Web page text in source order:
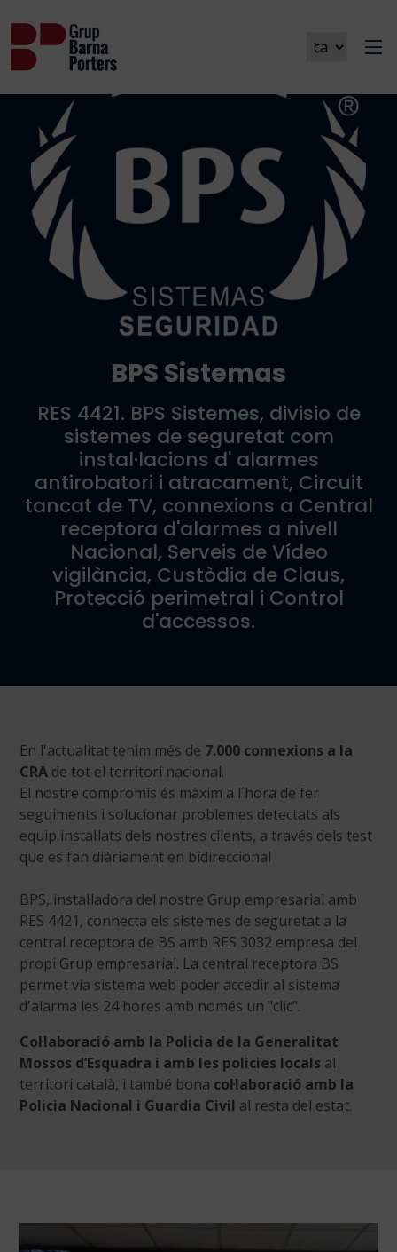
BPS Sistemas
RES 4421. BPS Sistemes, divisio de
sistemes de seguretat com
instal·lacions d' alarmes
antirobatori i atracament, Circuit
tancat de TV, connexions a Central
receptora d'alarmes a nivell
Nacional, Serveis de Vídeo
vigilància, Custòdia de Claus,
Protecció perimetral i Control
d'accessos.
En l'actualitat tenim més de 7.000 connexions a la
CRA de tot el territori nacional.
El nostre compromís és màxim a l´hora de fer
seguiments i solucionar problemes detectats als
equip instal·lats dels nostres clients, a través dels test
que es fan diàriament en bidireccional
BPS, instal·ladora del nostre Grup empresarial amb
RES 4421, connecta els sistemes de seguretat a la
central receptora de BS amb RES 3032 empresa del
propi Grup empresarial. La central receptora BS
permet via sistema web poder accedir al sistema
d'alarma les 24 hores amb només un "clic".
Col·laboració amb la Policia de la Generalitat
Mossos d’Esquadra i amb les policies locals al
territori català, i també bona col·laboració amb la
Policia Nacional i Guardia Civil al resta del estat.